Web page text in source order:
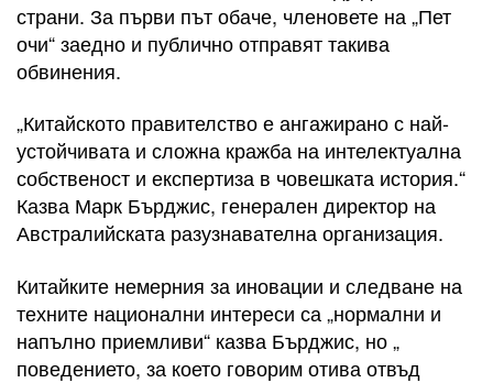
страни. За първи път обаче, членовете на „Пет
очи“ заедно и публично отправят такива
обвинения.
„Китайското правителство е ангажирано с най-
устойчивата и сложна кражба на интелектуална
собственост и експертиза в човешката история.“
Казва Марк Бърджис, генерален директор на
Австралийската разузнавателна организация.
Китайките немерния за иновации и следване на
техните национални интереси са „нормални и
напълно приемливи“ казва Бърджис, но „
поведението, за което говорим отива отвъд